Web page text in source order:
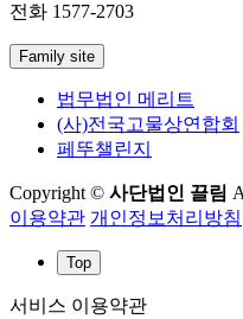
전화 1577-2703
Family site
법무법인 메리트
(사)전국고물상연합회
페뚜챌린지
Copyright © 사단법인 끌림
이용약관 개인정보처리방침
Top
서비스 이용약관